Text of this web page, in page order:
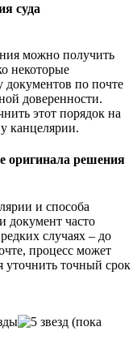
суда
можно получить
некоторые
документов по почте
доверенности.
этот порядок на
канцелярии.
оригинала решения
и способа
документ часто
случаях – до
процесс может
уточнить точный срок
(пока